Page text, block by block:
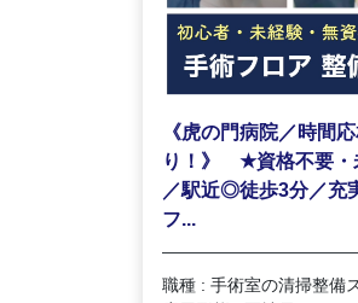
《虎の門病院／時間
り！》 ★資格不要
／駅近◎徒歩3分／充
フ...
職種 : 手術室の清掃整備